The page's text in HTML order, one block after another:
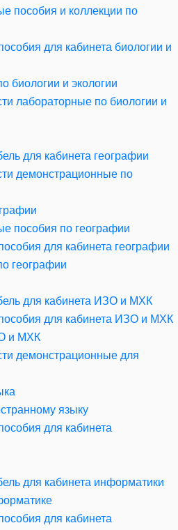
пособия и коллекции по
для кабинета биологии и
биологии и экологии
лабораторные по биологии и
для кабинета географии
демонстрационные по
пособия по географии
для кабинета географии
географии
для кабинета ИЗО и МХК
для кабинета ИЗО и МХК
и МХК
демонстрационные для
языку
для кабинета
для кабинета информатики
для кабинета